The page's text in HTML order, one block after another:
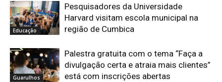
Educação
Pesquisadores da Universidade
Harvard visitam escola municipal na
região de Cumbica
Guarulhos
Palestra gratuita com o tema “Faça a
divulgação certa e atraia mais clientes”
está com inscrições abertas